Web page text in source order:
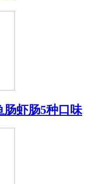
肠虾肠5种口味